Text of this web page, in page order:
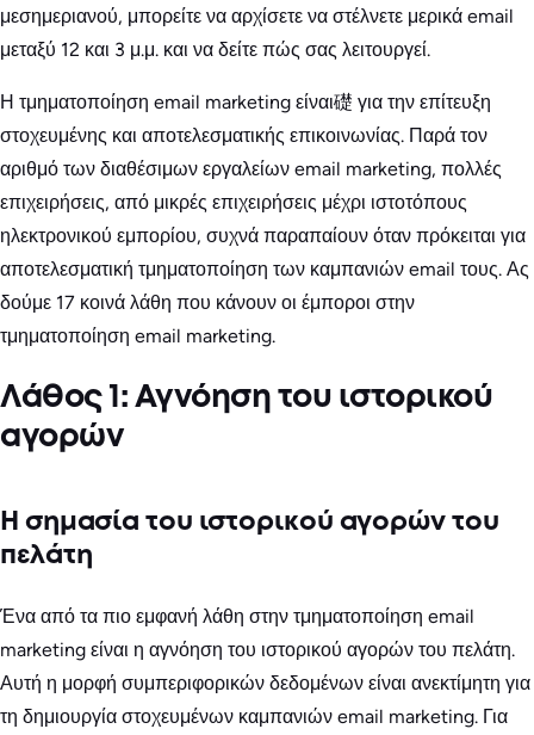
μεσημεριανού, μπορείτε να αρχίσετε να στέλνετε μερικά email
μεταξύ 12 και 3 μ.μ. και να δείτε πώς σας λειτουργεί.
Η τμηματοποίηση email marketing είναι礎 για την επίτευξη
στοχευμένης και αποτελεσματικής επικοινωνίας. Παρά τον
αριθμό των διαθέσιμων εργαλείων email marketing, πολλές
επιχειρήσεις, από μικρές επιχειρήσεις μέχρι ιστοτόπους
ηλεκτρονικού εμπορίου, συχνά παραπαίουν όταν πρόκειται για
αποτελεσματική τμηματοποίηση των καμπανιών email τους. Ας
δούμε 17 κοινά λάθη που κάνουν οι έμποροι στην
τμηματοποίηση email marketing.
Λάθος 1: Αγνόηση του ιστορικού
αγορών
Η σημασία του ιστορικού αγορών του
πελάτη
Ένα από τα πιο εμφανή λάθη στην τμηματοποίηση email
marketing είναι η αγνόηση του ιστορικού αγορών του πελάτη.
Αυτή η μορφή συμπεριφορικών δεδομένων είναι ανεκτίμητη για
τη δημιουργία στοχευμένων καμπανιών email marketing. Για